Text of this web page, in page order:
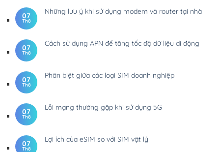
07
Th8
Những lưu ý khi sử dụng modem và router tại nhà
07
Th8
Cách sử dụng APN để tăng tốc độ dữ liệu di động
07
Th8
Phân biệt giữa các loại SIM doanh nghiệp
07
Th8
Lỗi mạng thường gặp khi sử dụng 5G
07
Th8
Lợi ích của eSIM so với SIM vật lý